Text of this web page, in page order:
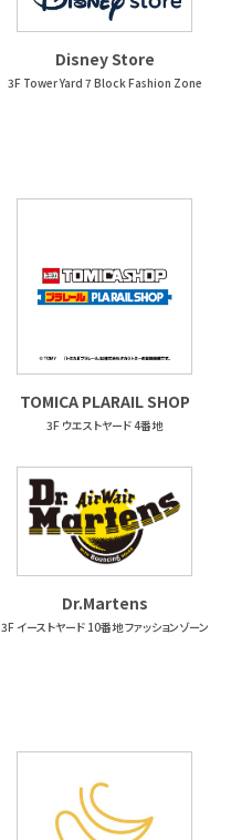
Disney Store
3F Tower Yard 7 Block Fashion Zone
TOMICA PLARAIL SHOP
3F ウエストヤード 4番地
Dr.Martens
3F イーストヤード 10番地 ファッションゾーン